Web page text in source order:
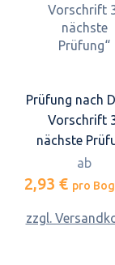
Prüfung nach
Vorschrift
nächste
ab
2,93 € pro
zzgl.